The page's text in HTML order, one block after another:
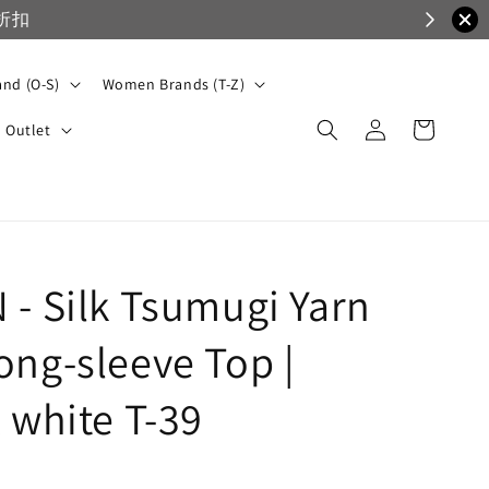
般會員滿3500免運
(O-S) Women Brands (T-Z)
Outlet
- Silk Tsumugi Yarn
sleeve Top |
T-39